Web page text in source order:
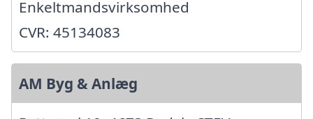
Enkeltmandsvirksomhed
CVR: 45134083
AM Byg & Anlæg